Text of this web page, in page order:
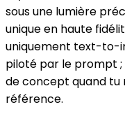
sous une lumière
unique en haute
uniquement text-to-
piloté par le prompt ;
de concept quand tu
référence.